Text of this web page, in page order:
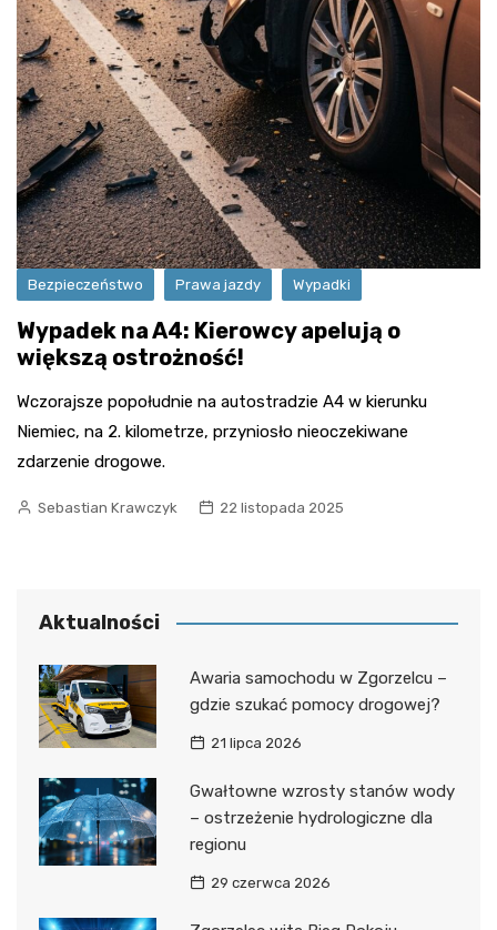
Bezpieczeństwo Prawa jazdy Wypadki
Wypadek na A4: Kierowcy apelują o
większą ostrożność!
Wczorajsze popołudnie na autostradzie A4 w kierunku
Niemiec, na 2. kilometrze, przyniosło nieoczekiwane
zdarzenie drogowe.
Sebastian Krawczyk 22 listopada 2025
Aktualności
Awaria samochodu w Zgorzelcu –
gdzie szukać pomocy drogowej?
21 lipca 2026
Gwałtowne wzrosty stanów wody
– ostrzeżenie hydrologiczne dla
regionu
29 czerwca 2026